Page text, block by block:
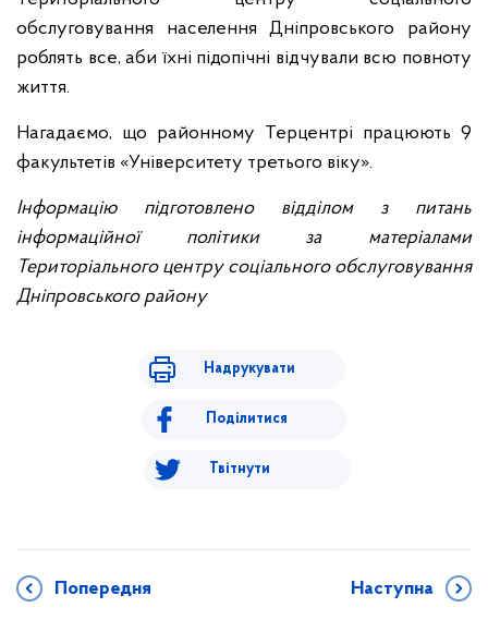
обслуговування населення Дніпровського району
роблять все, аби їхні підопічні відчували всю повноту
життя.
Нагадаємо, що районному Терцентрі працюють 9
факультетів «Університету третього віку».
Інформацію підготовлено відділом з питань
інформаційної політики за матеріалами
Територіального центру соціального обслуговування
Дніпровського району
Надрукувати
Поділитися
Твітнути
Попередня Наступна